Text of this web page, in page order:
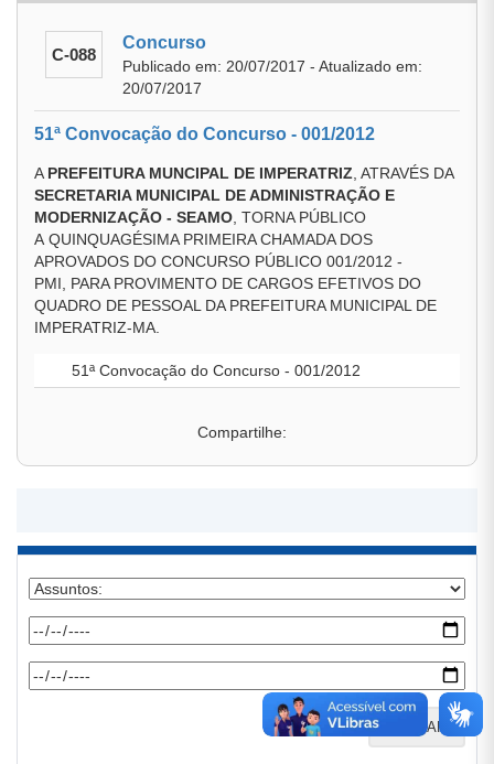
C-088
Concurso
Publicado em: 20/07/2017 - Atualizado em:
20/07/2017
51ª Convocação do Concurso - 001/2012
A PREFEITURA MUNCIPAL DE IMPERATRIZ , ATRAVÉS DA
SECRETARIA MUNICIPAL DE ADMINISTRAÇÃO E
MODERNIZAÇÃO - SEAMO , TORNA PÚBLICO
A QUINQUAGÉSIMA PRIMEIRA CHAMADA DOS
APROVADOS DO CONCURSO PÚBLICO 001/2012 -
PMI, PARA PROVIMENTO DE CARGOS EFETIVOS DO
QUADRO DE PESSOAL DA PREFEITURA MUNICIPAL DE
IMPERATRIZ-MA.
51ª Convocação do Concurso - 001/2012
Compartilhe:
BUSCAR